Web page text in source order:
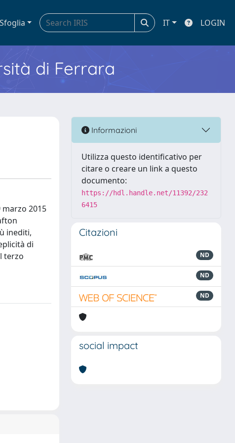
Sfoglia IT LOGIN
di Ferrara
2015
inediti,
di
terzo
Informazioni
Utilizza questo identificativo per
citare o creare un link a questo
documento:
https://hdl.handle.net/11392/232
6415
Citazioni
ND
ND
ND
social impact